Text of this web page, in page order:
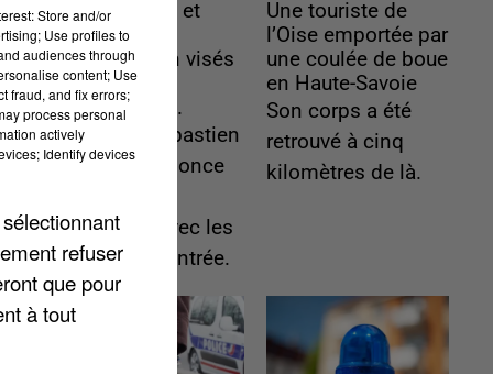
Gabriel Attal et
Raphaël
Glucksmann visés
par des
ingérences...
Sollicité, Sébastien
Lecornu annonce
commun" avec les
partis à la rentrée.
Une touriste de
l’Oise emportée par
une coulée de boue
en Haute-Savoie
Son corps a été
retrouvé à cinq
kilomètres de là.
Store and/or
Use profiles to
audiences through
content; Use
fraud, and fix errors;
process personal
actively
Identify devices
refuser
que pour
à tout